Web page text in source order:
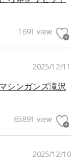
1691 view
2025/12/11
シンガンズ滝沢
65891 view
2025/12/10